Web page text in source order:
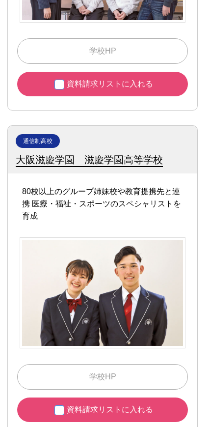
学校HP
資料請求リストに入れる
通信制高校
大阪滋慶学園 滋慶学園高等学校
80校以上のグループ姉妹校や教育提携先と連
携 医療・福祉・スポーツのスペシャリストを
育成
学校HP
資料請求リストに入れる